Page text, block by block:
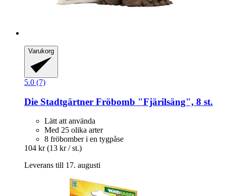
Varukorg
5.0 (7)
Die Stadtgärtner Fröbomb "Fjärilsäng", 8 st.
Lätt att använda
Med 25 olika arter
8 fröbomber i en tygpåse
104 kr (13 kr / st.)
Leverans till 17. augusti